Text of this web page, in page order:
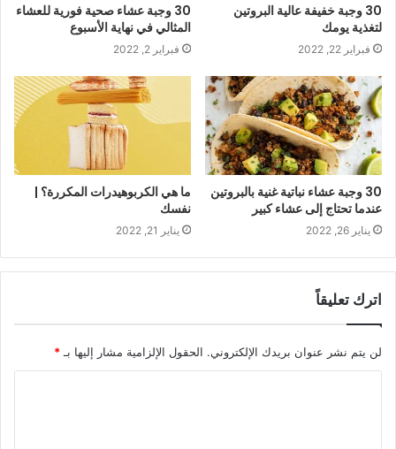
30 وجبة خفيفة عالية البروتين
لتغذية يومك
فبراير 22, 2022
30 وجبة عشاء صحية فورية للعشاء
المثالي في نهاية الأسبوع
فبراير 2, 2022
30 وجبة عشاء نباتية غنية بالبروتين
عندما تحتاج إلى عشاء كبير
يناير 26, 2022
ما هي الكربوهيدرات المكررة؟ |
نفسك
يناير 21, 2022
اترك تعليقاً
لن يتم نشر عنوان بريدك الإلكتروني. الحقول الإلزامية مشار إليها بـ*